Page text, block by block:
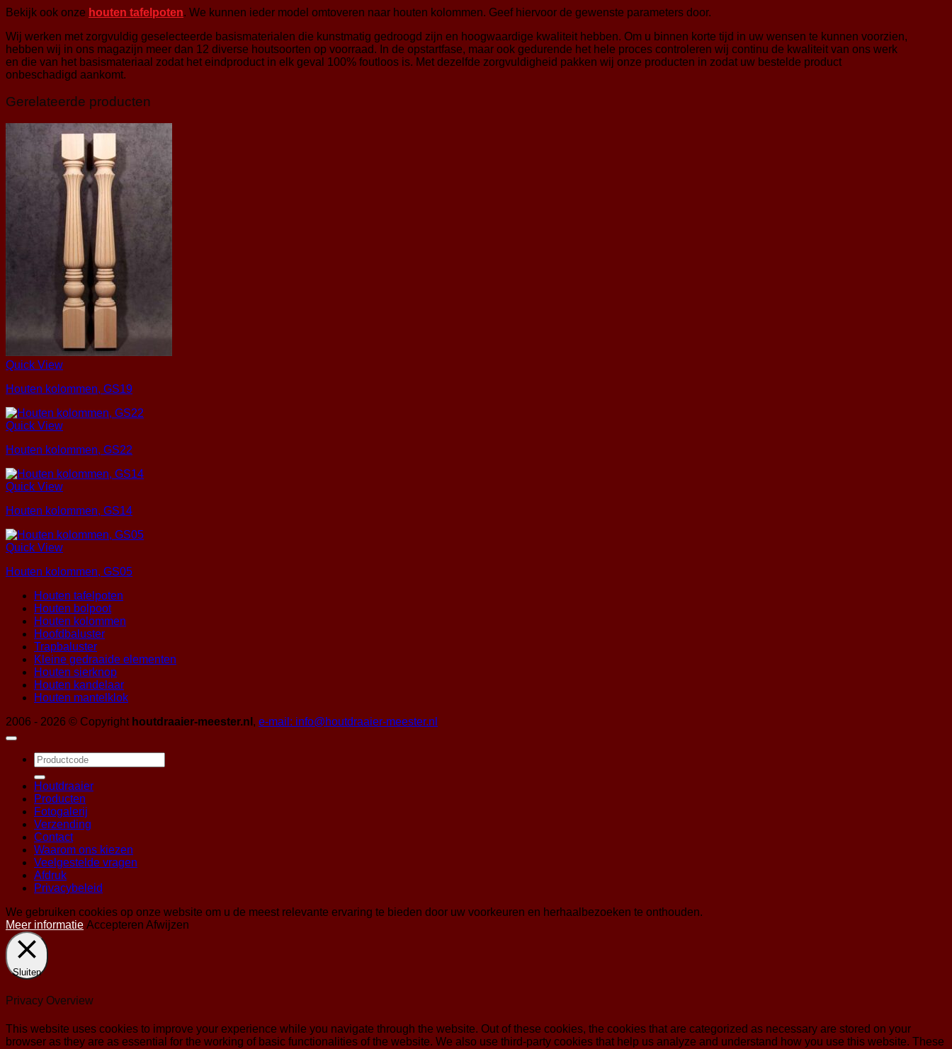
Bekijk ook onze houten tafelpoten. We kunnen ieder model omtoveren naar houten kolommen. Geef hiervoor de gewenste parameters door.
Wij werken met zorgvuldig geselecteerde basismaterialen die kunstmatig gedroogd zijn en hoogwaardige kwaliteit hebben. Om u binnen korte tijd in uw wensen te kunnen voorzien,
hebben wij in ons magazijn meer dan 12 diverse houtsoorten op voorraad. In de opstartfase, maar ook gedurende het hele proces controleren wij continu de kwaliteit van ons werk
en die van het basismateriaal zodat het eindproduct in elk geval 100% foutloos is. Met dezelfde zorgvuldigheid pakken wij onze producten in zodat uw bestelde product
onbeschadigd aankomt.
Gerelateerde producten
Quick View
Houten kolommen, GS19
Quick View
Houten kolommen, GS22
Quick View
Houten kolommen, GS14
Quick View
Houten kolommen, GS05
Houten tafelpoten
Houten bolpoot
Houten kolommen
Hoofdbaluster
Trapbaluster
Kleine gedraaide elementen
Houten sierknop
Houten kandelaar
Houten mantelklok
2006 - 2026 © Copyright houtdraaier-meester.nl , e-mail: info@houtdraaier-meester.nl
Zoeken
naar:
Houtdraaier
Producten
Fotogalerij
Verzending
Contact
Waarom ons kiezen
Veelgestelde vragen
Afdruk
Privacybeleid
We gebruiken cookies op onze website om u de meest relevante ervaring te bieden door uw voorkeuren en herhaalbezoeken te onthouden.
Meer informatie Accepteren Afwijzen
Sluiten
Privacy Overview
This website uses cookies to improve your experience while you navigate through the website. Out of these cookies, the cookies that are categorized as necessary are stored on your
browser as they are as essential for the working of basic functionalities of the website. We also use third-party cookies that help us analyze and understand how you use this website. These